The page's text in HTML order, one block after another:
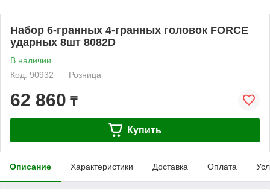
Набор 6-гранных 4-гранных головок FORCE
ударных 8шт 8082D
В наличии
Код: 90932
Розница
62 860 ₸
Купить
Описание Характеристики Доставка Оплата